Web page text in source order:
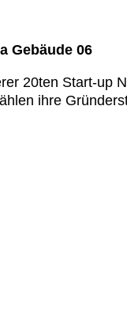
Gebäude 06
20ten Start-up
ihre